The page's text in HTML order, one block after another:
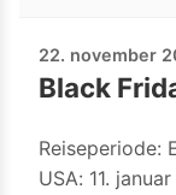
22. november
Black
Reiseperiode:
USA: 11.